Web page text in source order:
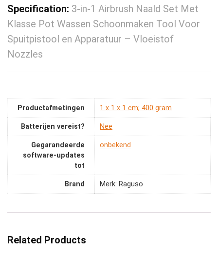
Specification: 3-in-1 Airbrush Naald Set Met
Klasse Pot Wassen Schoonmaken Tool Voor
Spuitpistool en Apparatuur – Vloeistof
Nozzles
Productafmetingen ‎1 x 1 x 1 cm; 400 gram
Batterijen vereist? ‎Nee
Gegarandeerde
software-updates
tot
‎onbekend
Brand Merk: Raguso
Related Products